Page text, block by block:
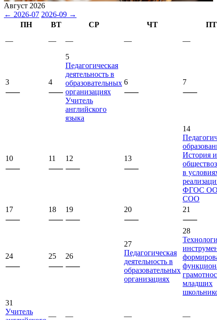
Август 2026
← 2026-07 2026-09 →
ПН
ВТ СР ЧТ
ПТ
—
— — — —
3
⸺
4
⸺
5
Педагогическая
деятельность в
образовательных
организациях
Учитель
английского
языка
6
⸺
7
⸺
10
⸺
11
⸺
12
⸺
13
⸺
14
История и
в
ФГОС
СОО
17
⸺
18
⸺
19
⸺
20
⸺
21
⸺
24
⸺
25
⸺
26
⸺
27
Педагогическая
деятельность в
образовательных
организациях
28
младших
31
Учитель
— — — —